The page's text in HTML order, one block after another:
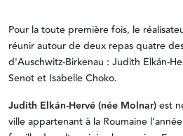
Pour la toute première fois, le
réunir autour de deux repas quatre
d'Auschwitz-Birkenau : Judith Elkán-
Senot et Isabelle Choko.
Judith Elkán-Hervé (née Molnar)est
ville appartenant à la Roumaine